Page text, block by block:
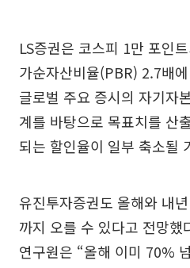
LS증권은 코스피 1만 포인
가순자산비율(PBR) 2.7배
글로벌 주요 증시의 자기자
계를 바탕으로 목표치를 산
되는 할인율이 일부 축소될
유진투자증권도 올해와 내
까지 오를 수 있다고 전망했
연구원은 “올해 이미 70%